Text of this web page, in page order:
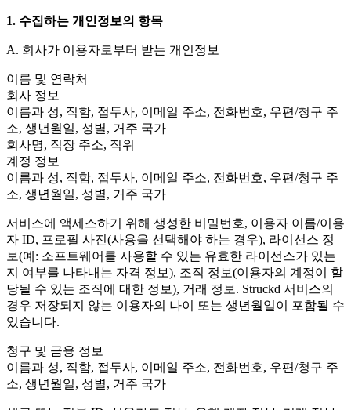
LiveOps
Post-launch insights and live game ops
User acquisition
Get discovered and acquire mobile users
In-App Purchase
Manage IAP across stores and D2C
Monetization
Connect players with the right games
Advertise with Unity
Monetize with Unity
Mobile Games
Build & grow mobile hits with Unity
Indie Games
Ship big games with small teams
Launch XR games across platforms
Multiplayer Games
Retail
Transform in-store experiences into online ones
Automotive
Boost innovation and in-car experiences
See all industries
Case studies
Best practice guides
Expert tips and tricks
Demos
Demos, samples, and building blocks
All resources
What's new
Blog
News
News, stories, and press center
Unity Awards
How-to Guides
Actionable tips and best practices
For students
Kickstart your career
For educators
Supercharge your teaching
Education Grant License
Bring Unity’s power to your institution
Certifications
Prove your Unity mastery
1. 수집하는 개인정보의 항목
A. 회사가 이용자로부터 받는 개인정보
이름 및 연락처
회사 정보
이름과 성, 직함, 접두사, 이메일 주소, 전화번호, 우편/청구 주
소, 생년월일, 성별, 거주 국가
회사명, 직장 주소, 직위
계정 정보
이름과 성, 직함, 접두사, 이메일 주소, 전화번호, 우편/청구 주
소, 생년월일, 성별, 거주 국가
서비스에 액세스하기 위해 생성한 비밀번호, 이용자 이름/이용
자 ID, 프로필 사진(사용을 선택해야 하는 경우), 라이선스 정
보(예: 소프트웨어를 사용할 수 있는 유효한 라이선스가 있는
지 여부를 나타내는 자격 정보), 조직 정보(이용자의 계정이 할
당될 수 있는 조직에 대한 정보), 거래 정보. Struckd 서비스의
경우 저장되지 않는 이용자의 나이 또는 생년월일이 포함될 수
있습니다.
청구 및 금융 정보
이름과 성, 직함, 접두사, 이메일 주소, 전화번호, 우편/청구 주
소, 생년월일, 성별, 거주 국가